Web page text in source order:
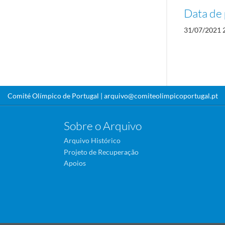
Data de
31/07/2021
Comité Olímpico de Portugal | arquivo@comiteolimpicoportugal.pt
Sobre o Arquivo
Arquivo Histórico
Projeto de Recuperação
Apoios